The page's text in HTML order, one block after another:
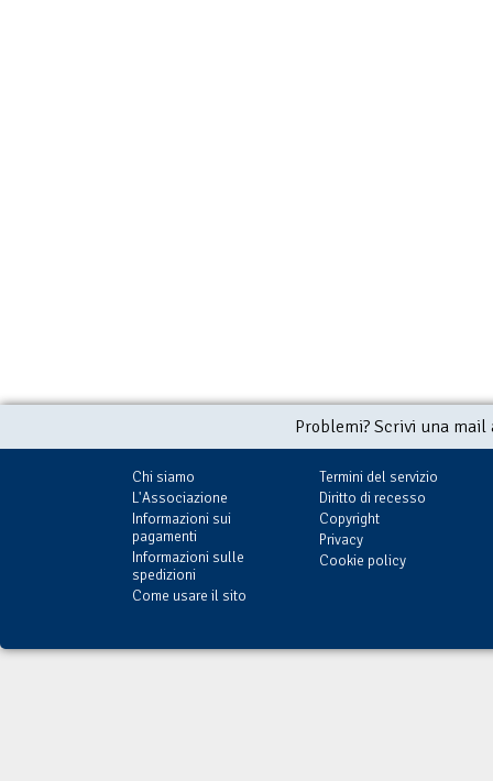
Problemi? Scrivi una
Chi siamo
L'Associazione
Informazioni sui
pagamenti
Informazioni sulle
spedizioni
Come usare il sito
Termini del servizio
Diritto di recesso
Copyright
Privacy
Cookie policy